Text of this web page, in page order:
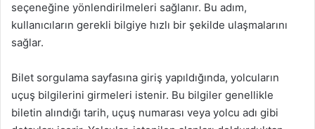
seçeneğine yönlendirilmeleri sağlanır. Bu adım,
kullanıcıların gerekli bilgiye hızlı bir şekilde ulaşmalarını
sağlar.
Bilet sorgulama sayfasına giriş yapıldığında, yolcuların
uçuş bilgilerini girmeleri istenir. Bu bilgiler genellikle
biletin alındığı tarih, uçuş numarası veya yolcu adı gibi